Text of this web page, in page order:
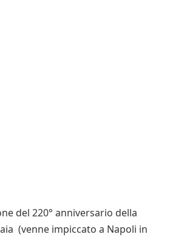
del 220° anniversario della
(venne impiccato a Napoli in